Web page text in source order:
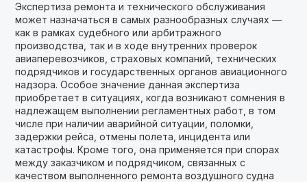
Экспертиза ремонта и технического обслуживания
может назначаться в самых разнообразных случаях —
как в рамках судебного или арбитражного
производства, так и в ходе внутренних проверок
авиаперевозчиков, страховых компаний, технических
подрядчиков и государственных органов авиационного
надзора. Особое значение данная экспертиза
приобретает в ситуациях, когда возникают сомнения в
надлежащем выполнении регламентных работ, в том
числе при наличии аварийной ситуации, поломки,
задержки рейса, отмены полета, инцидента или
катастрофы. Кроме того, она применяется при спорах
между заказчиком и подрядчиком, связанных с
качеством выполненного ремонта воздушного судна